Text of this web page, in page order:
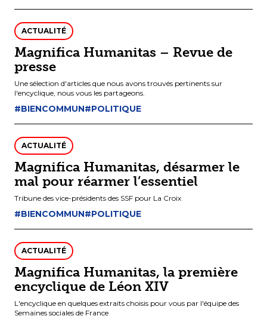
ACTUALITÉ
Magnifica Humanitas – Revue de
presse
Une sélection d'articles que nous avons trouvés pertinents sur
l'encyclique, nous vous les partageons.
#BIENCOMMUN#POLITIQUE
ACTUALITÉ
Magnifica Humanitas, désarmer le
mal pour réarmer l’essentiel
Tribune des vice-présidents des SSF pour La Croix
#BIENCOMMUN#POLITIQUE
ACTUALITÉ
Magnifica Humanitas, la première
encyclique de Léon XIV
L'encyclique en quelques extraits choisis pour vous par l'équipe des
Semaines sociales de France